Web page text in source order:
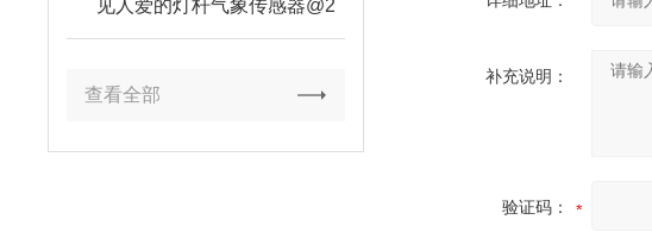
见人爱的灯杆气象传感器@2
023已更新
查看全部
补充说明：
验证码：